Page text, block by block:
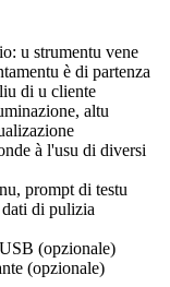
u strumentu vene
è di partenza
di u cliente
altu
à l'usu di diversi
prompt di testu
di pulizia
(opzionale)
(opzionale)